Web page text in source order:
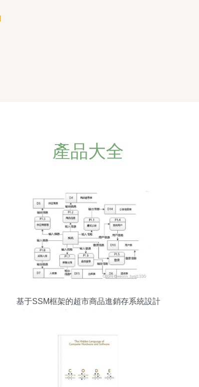
產品大全
基于SSM框架的超市商品進銷存系統設計